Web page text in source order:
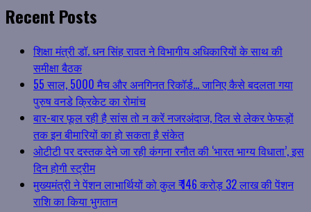
Recent Posts
शिक्षा मंत्री डॉ. धन सिंह रावत ने विभागीय अधिकारियों के साथ की
समीक्षा बैठक
55 साल, 5000 मैच और अनगिनत रिकॉर्ड… जानिए कैसे बदलता गया
पुरुष वनडे क्रिकेट का रोमांच
बार-बार फूल रही है सांस तो न करें नजरअंदाज, दिल से लेकर फेफड़ों
तक इन बीमारियों का हो सकता है संकेत
ओटीटी पर दस्तक देने जा रही कंगना रनौत की ‘भारत भाग्य विधाता’, इस
दिन होगी स्ट्रीम
मुख्यमंत्री ने पेंशन लाभार्थियों को कुल ₹ 146 करोड़ 32 लाख की पेंशन
राशि का किया भुगतान